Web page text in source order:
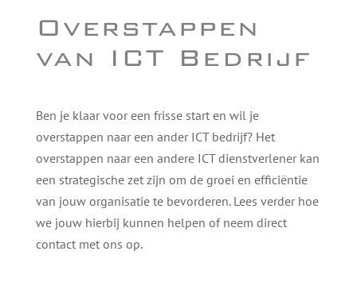
Overstappen
van ICT Bedrijf
Ben je klaar voor een frisse start en wil je
overstappen naar een ander ICT bedrijf? Het
overstappen naar een andere ICT dienstverlener kan
een strategische zet zijn om de groei en efficiëntie
van jouw organisatie te bevorderen. Lees verder hoe
we jouw hierbij kunnen helpen of neem direct
contact met ons op.